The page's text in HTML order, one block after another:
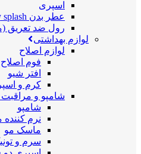
اسپری
عطر بدن body splash
رول ضد تعریق
لوازم بهداشتی
لوازم اصلاح
فوم اصلاح
افتر شیو
کرم و
شامپو و
شامپو
نرم کننده
ماسک مو
سرم و